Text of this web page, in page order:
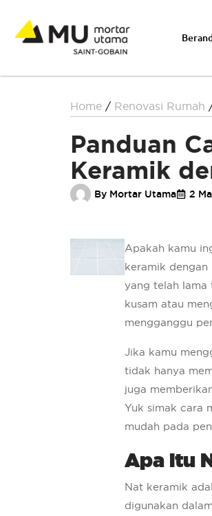
Home / Renovasi Rumah
Panduan
Keramik
By Mortar Utama 2
Apakah kamu
keramik
yang telah lama
kusam atau
mengganggu
Jika kamu
tidak hanya
juga
Yuk simak cara
mudah pada
Apa itu
Nat keramik
digunakan